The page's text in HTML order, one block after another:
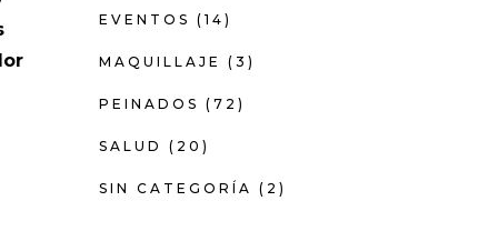
EVENTOS (14)
MAQUILLAJE (3)
PEINADOS (72)
SALUD (20)
SIN CATEGORÍA (2)